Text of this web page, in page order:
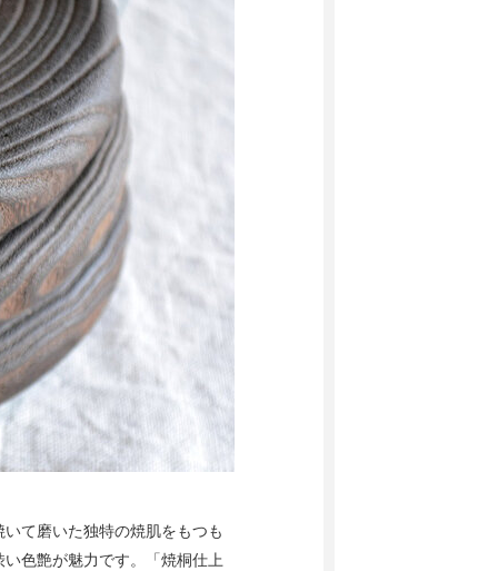
て磨いた独特の焼肌をもつも
色艶が魅力です。「焼桐仕上